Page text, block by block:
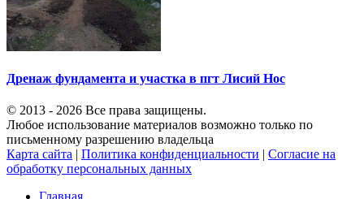
Дренаж фундамента и участка в пгт Лисий Нос
© 2013 - 2026 Все права защищены.
Любое использование материалов возможно только по
письменному разрешению владельца
Карта сайта | Политика конфиденциальности | Согласие на
обработку персональных данных